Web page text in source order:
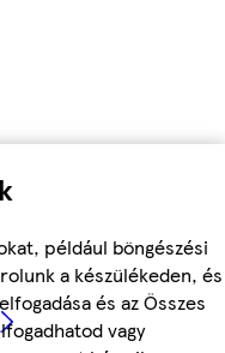
például böngészési
a készülékeden, és
és az Összes
vagy